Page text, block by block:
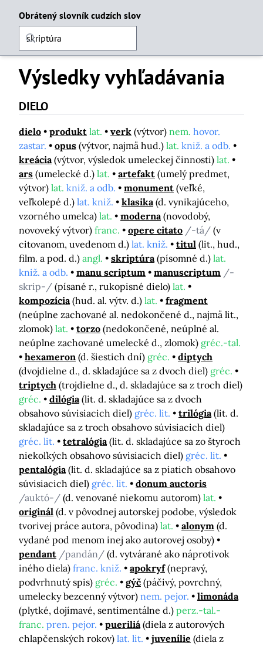
Obrátený slovník cudzích slov
Výsledky vyhľadávania
DIELO
dielo produkt lat. verk (výtvor) nem. hovor.
zastar.
opus (výtvor, najmä hud.) lat. kniž. a odb.
kreácia (výtvor, výsledok umeleckej činnosti) lat.
ars (umelecké d.) lat. artefakt (umelý predmet,
výtvor) lat. kniž. a odb. monument (veľké,
veľkolepé d.) lat. kniž. klasika (d. vynikajúceho,
vzorného umelca) lat. moderna (novodobý,
novoveký výtvor) franc. opere citato /-tá/ (v
citovanom, uvedenom d.) lat. kniž. titul (lit., hud.,
film. a pod. d.) angl. skriptúra (písomné d.) lat.
kniž. a odb.
manu scriptum manuscriptum /-
skrip-/ (písané r., rukopisné dielo) lat.
kompozícia (hud. al. výtv. d.) lat.
fragment
(neúplne zachované al. nedokončené d., najmä lit.,
zlomok) lat. torzo (nedokončené, neúplné al.
neúplne zachované umelecké d., zlomok) gréc.-tal.
hexameron (d. šiestich dní) gréc.
diptych
(dvojdielne d., d. skladajúce sa z dvoch diel) gréc.
triptych (trojdielne d., d. skladajúce sa z troch diel)
gréc.
dilógia (lit. d. skladajúce sa z dvoch
obsahovo súvisiacich diel) gréc. lit. trilógia (lit. d.
skladajúce sa z troch obsahovo súvisiacich diel)
gréc. lit.
tetralógia (lit. d. skladajúce sa zo štyroch
niekoľkých obsahovo súvisiacich diel) gréc. lit.
pentalógia (lit. d. skladajúce sa z piatich obsahovo
súvisiacich diel) gréc. lit.
donum auctoris
/auktó-/ (d. venované niekomu autorom) lat.
originál (d. v pôvodnej autorskej podobe, výsledok
tvorivej práce autora, pôvodina) lat. alonym (d.
vydané pod menom inej ako autorovej osoby)
pendant /pandán/ (d. vytvárané ako náprotivok
iného diela) franc. kniž. apokryf (nepravý,
podvrhnutý spis) gréc. gýč (páčivý, povrchný,
umelecky bezcenný výtvor) nem. pejor.
limonáda
(plytké, dojímavé, sentimentálne d.) perz.-tal.-
franc. pren. pejor. pueriliá (diela z autorových
chlapčenských rokov) lat. lit. juvenílie (diela z